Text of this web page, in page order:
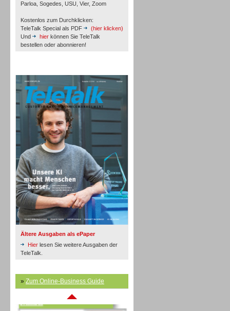
Parloa, Sogedes, USU, Vier, Zoom
Kostenlos zum Durchklicken:
TeleTalk Special als PDF
(hier klicken)
Und
hier können Sie TeleTalk
bestellen oder abonnieren!
Ältere Ausgaben als ePaper
Hier lesen Sie weitere Ausgaben der
TeleTalk.
» Zum Online-Business Guide
Inbound
Inbound